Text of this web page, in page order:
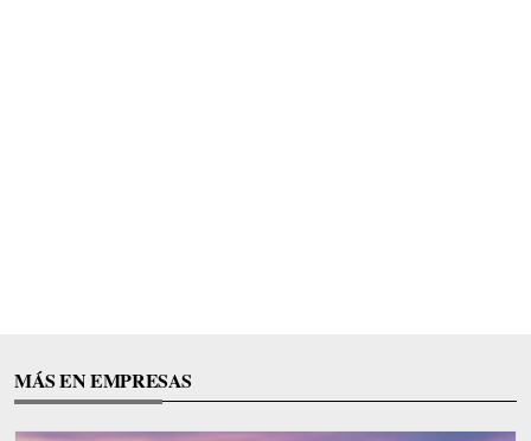
MÁS EN EMPRESAS